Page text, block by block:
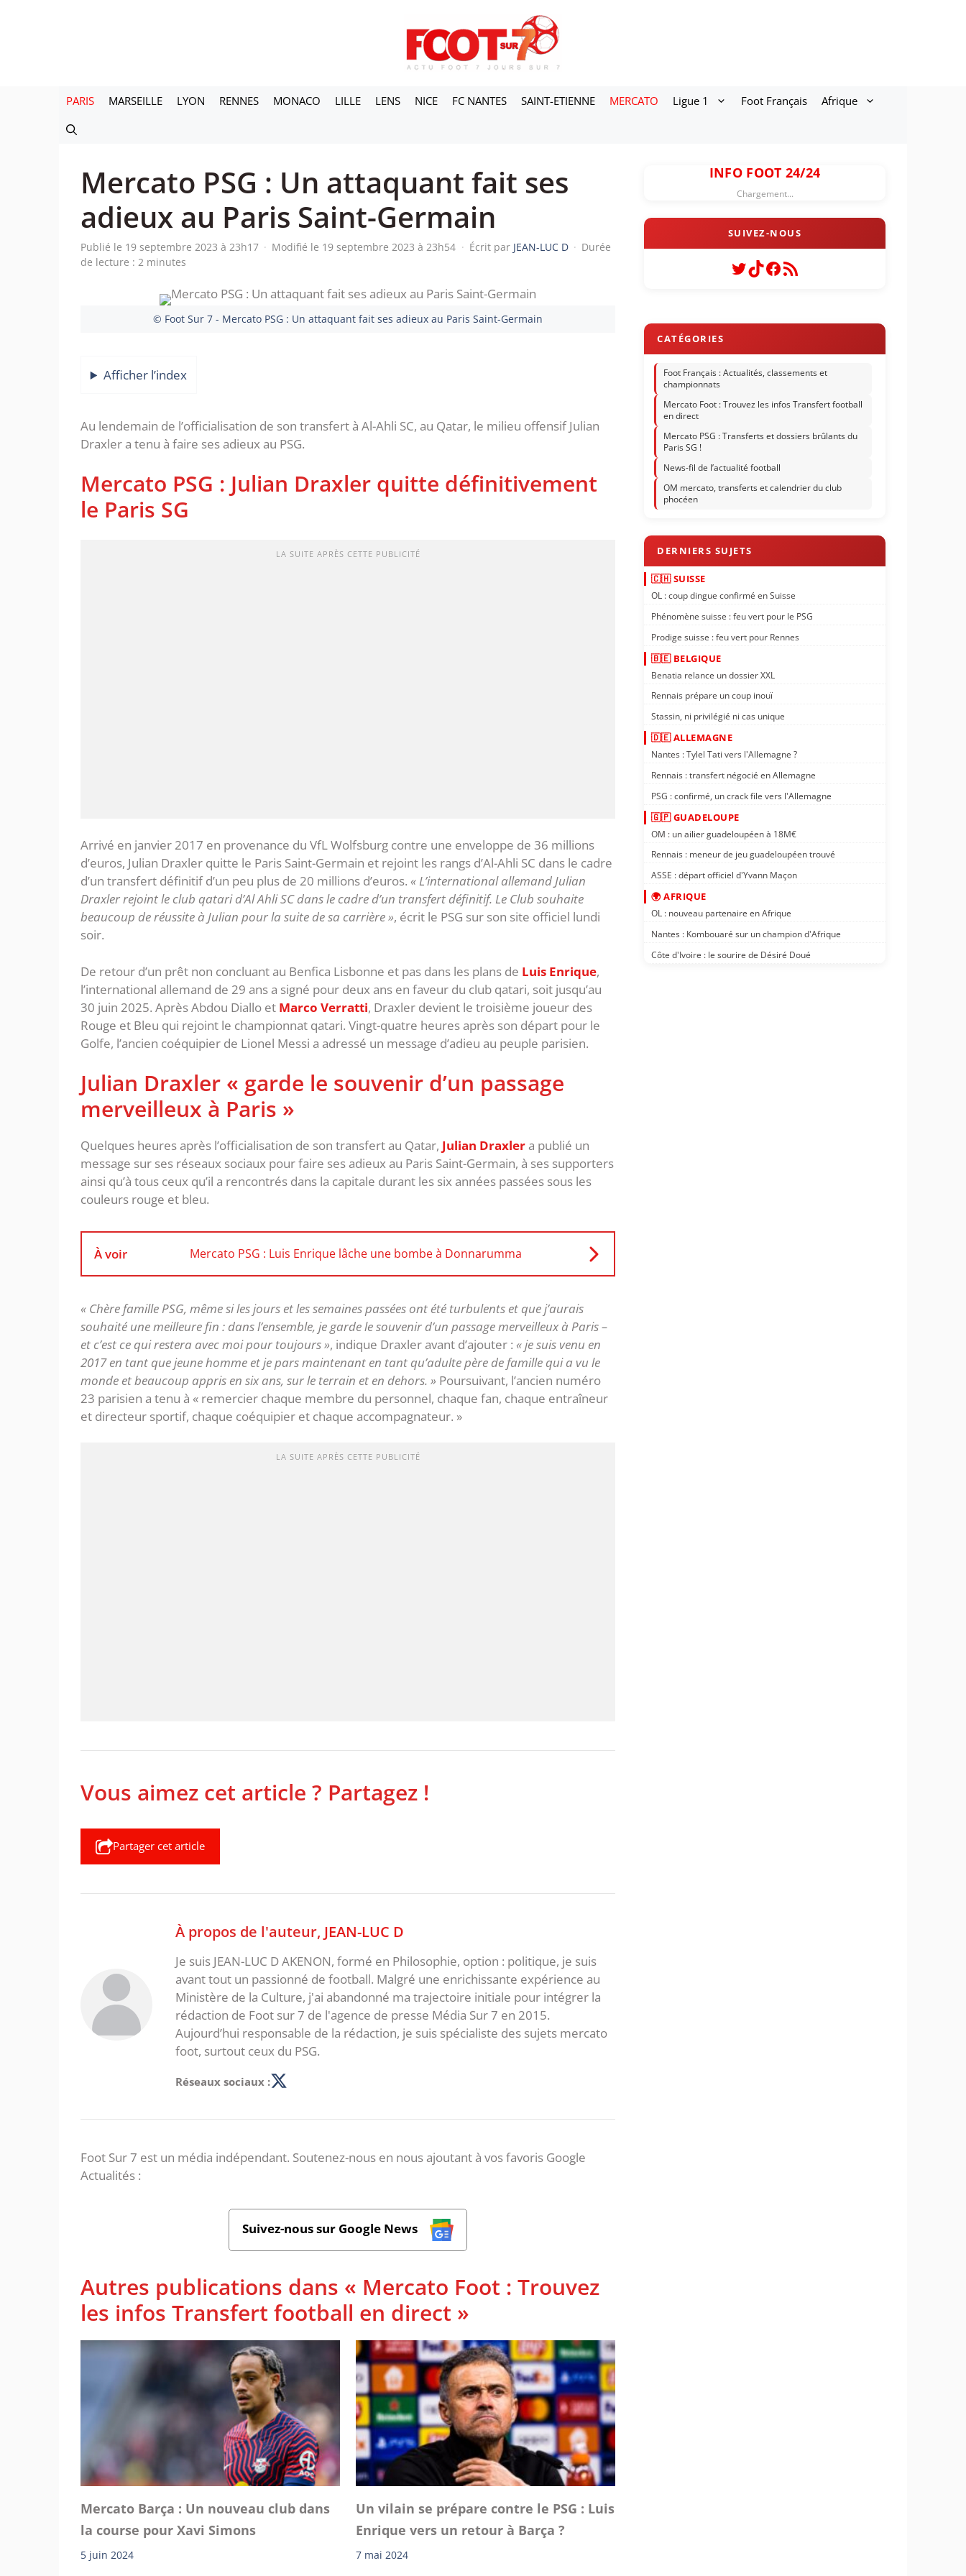
PARIS MARSEILLE LYON RENNES MONACO LILLE LENS NICE FC NANTES SAINT-ETIENNE MERCATO Ligue 1 Foot Français Afrique
Mercato PSG : Un attaquant fait ses
adieux au Paris Saint-Germain
Publié le 19 septembre 2023 à 23h17 · Modifié le 19 septembre 2023 à 23h54 · Écrit par JEAN-LUC D · Durée
de lecture : 2 minutes
© Foot Sur 7 - Mercato PSG : Un attaquant fait ses adieux au Paris Saint-Germain
Afficher l’index
Au lendemain de l’officialisation de son transfert à Al-Ahli SC, au Qatar, le milieu offensif Julian
Draxler a tenu à faire ses adieux au PSG.
Mercato PSG : Julian Draxler quitte définitivement
le Paris SG
LA SUITE APRÈS CETTE PUBLICITÉ
Arrivé en janvier 2017 en provenance du VfL Wolfsburg contre une enveloppe de 36 millions
d’euros, Julian Draxler quitte le Paris Saint-Germain et rejoint les rangs d’Al-Ahli SC dans le cadre
d’un transfert définitif d’un peu plus de 20 millions d’euros. « L’international allemand Julian
Draxler rejoint le club qatari d’Al Ahli SC dans le cadre d’un transfert définitif. Le Club souhaite
beaucoup de réussite à Julian pour la suite de sa carrière », écrit le PSG sur son site officiel lundi
soir.
De retour d’un prêt non concluant au Benfica Lisbonne et pas dans les plans de Luis Enrique,
l’international allemand de 29 ans a signé pour deux ans en faveur du club qatari, soit jusqu’au
30 juin 2025. Après Abdou Diallo et Marco Verratti, Draxler devient le troisième joueur des
Rouge et Bleu qui rejoint le championnat qatari. Vingt-quatre heures après son départ pour le
Golfe, l’ancien coéquipier de Lionel Messi a adressé un message d’adieu au peuple parisien.
Julian Draxler « garde le souvenir d’un passage
merveilleux à Paris »
Quelques heures après l’officialisation de son transfert au Qatar, Julian Draxlera publié un
message sur ses réseaux sociaux pour faire ses adieux au Paris Saint-Germain, à ses supporters
ainsi qu’à tous ceux qu’il a rencontrés dans la capitale durant les six années passées sous les
couleurs rouge et bleu.
À voir Mercato PSG : Luis Enrique lâche une bombe à Donnarumma
« Chère famille PSG, même si les jours et les semaines passées ont été turbulents et que j’aurais
souhaité une meilleure fin : dans l’ensemble, je garde le souvenir d’un passage merveilleux à Paris –
et c’est ce qui restera avec moi pour toujours », indique Draxler avant d’ajouter : « je suis venu en
2017 en tant que jeune homme et je pars maintenant en tant qu’adulte père de famille qui a vu le
monde et beaucoup appris en six ans, sur le terrain et en dehors. » Poursuivant, l’ancien numéro
23 parisien a tenu à « remercier chaque membre du personnel, chaque fan, chaque entraîneur
et directeur sportif, chaque coéquipier et chaque accompagnateur. »
LA SUITE APRÈS CETTE PUBLICITÉ
Vous aimez cet article ? Partagez !
Partager cet article
À propos de l'auteur, JEAN-LUC D
Je suis JEAN-LUC D AKENON, formé en Philosophie, option : politique, je suis
avant tout un passionné de football. Malgré une enrichissante expérience au
Ministère de la Culture, j'ai abandonné ma trajectoire initiale pour intégrer la
rédaction de Foot sur 7 de l'agence de presse Média Sur 7 en 2015.
Aujourd’hui responsable de la rédaction, je suis spécialiste des sujets mercato
foot, surtout ceux du PSG.
Réseaux sociaux :
Foot Sur 7 est un média indépendant. Soutenez-nous en nous ajoutant à vos favoris Google
Actualités :
Suivez-nous sur Google News
Autres publications dans « Mercato Foot : Trouvez
les infos Transfert football en direct »
Mercato Barça : Un nouveau club dans
la course pour Xavi Simons
5 juin 2024
Un vilain se prépare contre le PSG : Luis
Enrique vers un retour à Barça ?
7 mai 2024
INFO FOOT 24/24
Chargement...
Twitter
TikTok
Facebook
Flux RSS
Foot Français : Actualités, classements et
championnats
Mercato Foot : Trouvez les infos Transfert football
en direct
Mercato PSG : Transferts et dossiers brûlants du
Paris SG !
News-fil de l’actualité football
OM mercato, transferts et calendrier du club
phocéen
🇨🇭 SUISSE
OL : coup dingue confirmé en Suisse
Phénomène suisse : feu vert pour le PSG
Prodige suisse : feu vert pour Rennes
🇧🇪 BELGIQUE
Benatia relance un dossier XXL
Rennais prépare un coup inouï
Stassin, ni privilégié ni cas unique
🇩🇪 ALLEMAGNE
Nantes : Tylel Tati vers l'Allemagne ?
Rennais : transfert négocié en Allemagne
PSG : confirmé, un crack file vers l'Allemagne
🇬🇵 GUADELOUPE
OM : un ailier guadeloupéen à 18M€
Rennais : meneur de jeu guadeloupéen trouvé
ASSE : départ officiel d'Yvann Maçon
🌍 AFRIQUE
OL : nouveau partenaire en Afrique
Nantes : Kombouaré sur un champion d'Afrique
Côte d'Ivoire : le sourire de Désiré Doué